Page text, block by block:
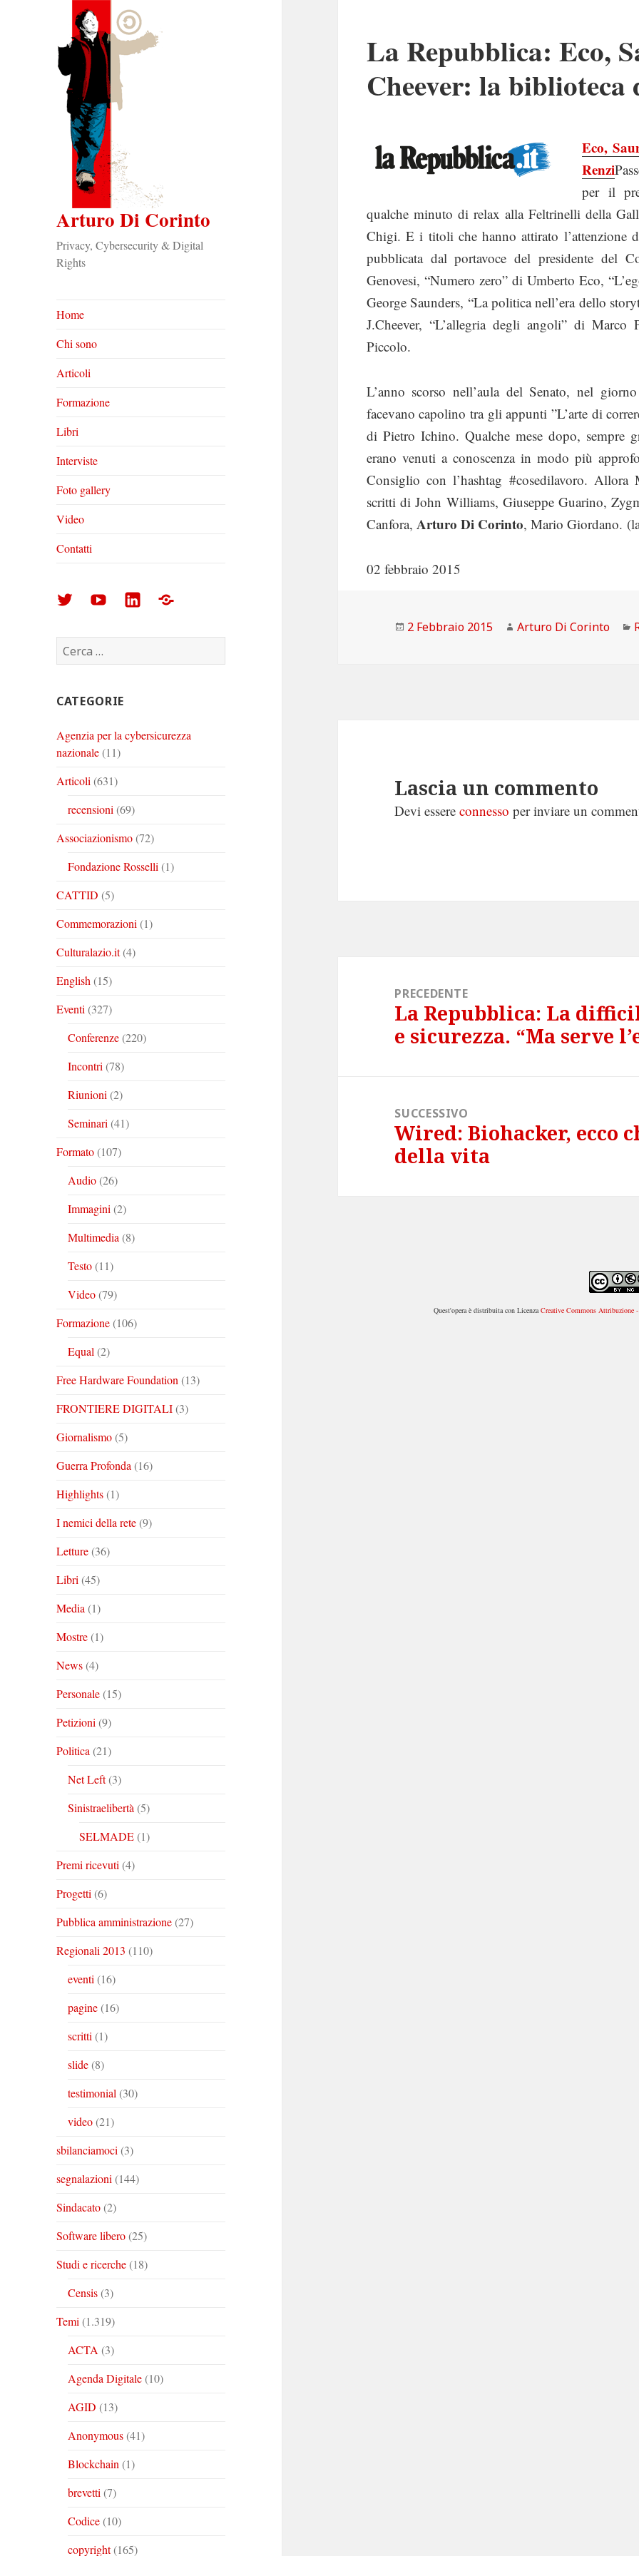
Arturo Di Corinto
Privacy, Cybersecurity & Digital
Rights
Home
Chi sono
Articoli
Formazione
Libri
Interviste
Foto gallery
Video
Contatti
Arturo
Corinto
su
Arturo
Corinto
su
Arturo
su
Foto
Ricerca
per:
CATEGORIE
Agenzia per la cybersicurezza
nazionale(11)
Articoli (631)
recensioni (69)
Associazionismo(72)
Fondazione Rosselli (1)
CATTID (5)
Commemorazioni (1)
Culturalazio.it(4)
English (15)
Eventi (327)
Conferenze(220)
Incontri (78)
Riunioni (2)
Seminari (41)
Formato(107)
Audio(26)
Immagini (2)
Multimedia (8)
Testo(11)
Video(79)
Formazione(106)
Equal (2)
Free Hardware Foundation (13)
FRONTIERE DIGITALI(3)
Giornalismo(5)
Guerra Profonda (16)
Highlights(1)
I nemici della rete(9)
Letture(36)
Libri (45)
Media (1)
Mostre(1)
News(4)
Personale(15)
Petizioni (9)
Politica (21)
Net Left(3)
Sinistraelibertà (5)
SELMADE(1)
Premi ricevuti (4)
Progetti (6)
Pubblica amministrazione(27)
Regionali 2013 (110)
eventi (16)
pagine(16)
scritti (1)
slide(8)
testimonial (30)
video(21)
sbilanciamoci (3)
segnalazioni (144)
Sindacato(2)
Software libero(25)
Studi e ricerche(18)
Censis(3)
Temi (1.319)
ACTA (3)
Agenda Digitale(10)
AGID (13)
Anonymous(41)
Blockchain (1)
brevetti (7)
Codice(10)
copyright(165)
La Repubblica: Eco,
Cheever: la biblioteca
Eco,
Renzi
per il
qualche minuto di relax alla Feltrinelli della
Chigi. E i titoli che hanno attirato l’attenzione
pubblicata dal portavoce del presidente del
Genovesi, “Numero zero” di Umberto Eco,
George Saunders, “La politica nell’era dello
J.Cheever, “L’allegria degli angoli” di Marco
Piccolo.
L’anno scorso nell’aula del Senato, nel
facevano capolino tra gli appunti ”L’arte di
di Pietro Ichino. Qualche mese dopo,
erano venuti a conoscenza in modo più
Consiglio con l’hashtag #cosedilavoro. Allora
scritti di John Williams, Giuseppe Guarino,
Canfora, Arturo Di Corinto, Mario Giordano.
02 febbraio 2015
Scritto
2 Febbraio 2015 Autore
Arturo Di Corinto
Lascia un commento
Devi essereconnesso per inviare un
PRECEDENTE
Articolo
precedente:
La Repubblica: La
e sicurezza. “Ma serve
SUCCESSIVO
Articolo
successivo:
Wired: Biohacker, ecco
della vita
Quest'opera è distribuita con LicenzaCreative Commons Attribuzione